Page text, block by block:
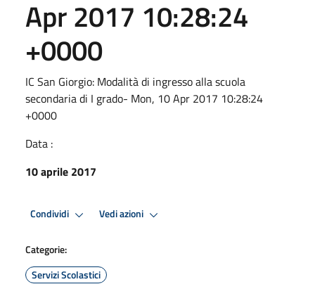
Apr 2017 10:28:24
+0000
IC San Giorgio: Modalità di ingresso alla scuola
secondaria di I grado- Mon, 10 Apr 2017 10:28:24
+0000
Data :
10 aprile 2017
Condividi Vedi azioni
Categorie:
Servizi Scolastici